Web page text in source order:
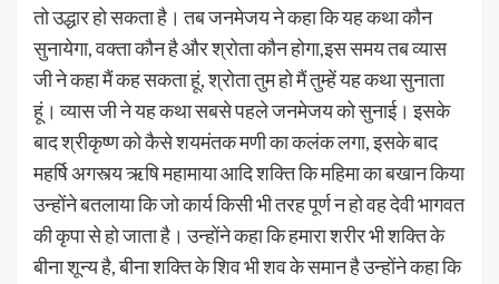
तो उद्धार हो सकता है। तब जनमेजय ने कहा कि यह कथा कौन
सुनायेगा, वक्ता कौन है और श्रोता कौन होगा,इस समय तब व्यास
जी ने कहा मैं कह सकता हूं, श्रोता तुम हो मैं तुम्हें यह कथा सुनाता
हूं। व्यास जी ने यह कथा सबसे पहले जनमेजय को सुनाई। इसके
बाद श्रीकृष्ण को कैसे शयमंतक मणी का कलंक लगा, इसके बाद
महर्षि अगस्त्य ऋषि महामाया आदि शक्ति कि महिमा का बखान किया
उन्होंने बतलाया कि जो कार्य किसी भी तरह पूर्ण न हो वह देवी भागवत
की कृपा से हो जाता है। उन्होंने कहा कि हमारा शरीर भी शक्ति के
बीना शून्य है, बीना शक्ति के शिव भी शव के समान है उन्होंने कहा कि